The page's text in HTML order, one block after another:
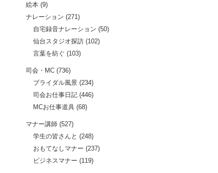
絵本(9)
ナレーション (271)
自宅録音ナレーション (50)
仙台スタジオ探訪(102)
言葉を紡ぐ (103)
司会・MC(736)
ブライダル風景(234)
司会お仕事日記(446)
MCお仕事道具(68)
マナー講師(527)
学生の皆さんと (248)
おもてなしマナー (237)
ビジネスマナー (119)